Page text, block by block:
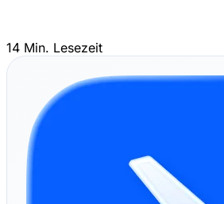
14 Min. Lesezeit